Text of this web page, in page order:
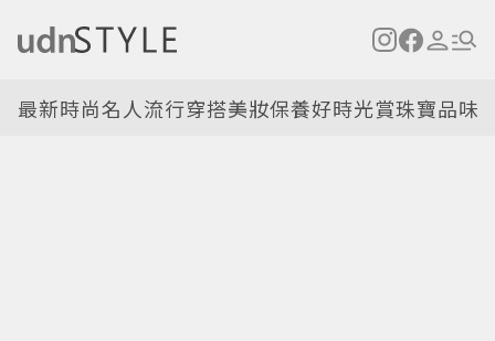
最新時尚名人流行穿搭美妝保養好時光賞珠寶品味